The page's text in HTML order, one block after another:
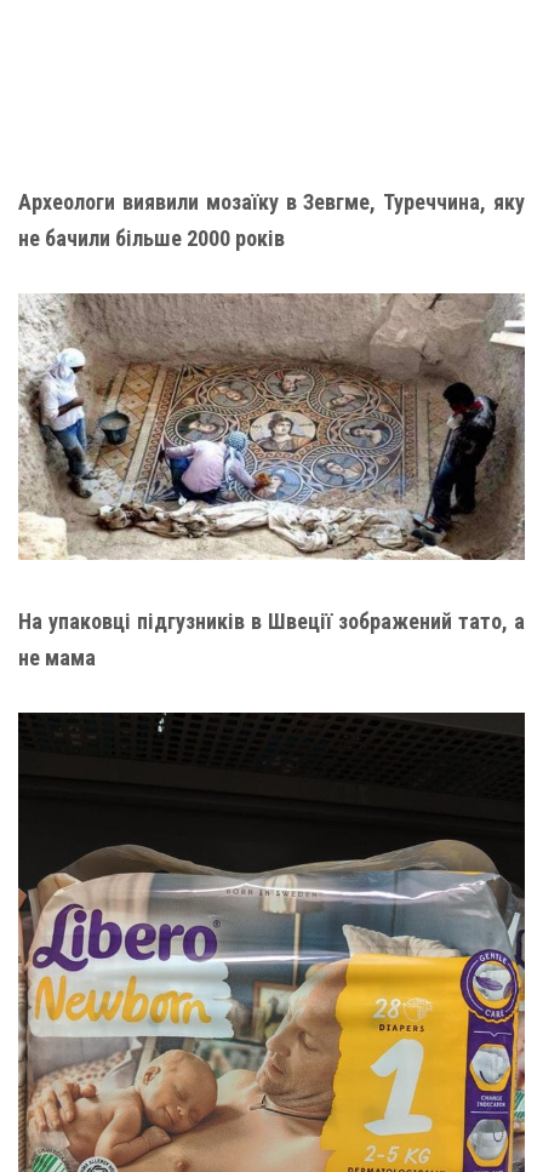
Археологи виявили мозаїку в Зевгме, Туреччина, яку
не бачили більше 2000 років
На упаковці підгузників в Швеції зображений тато, а
не мама